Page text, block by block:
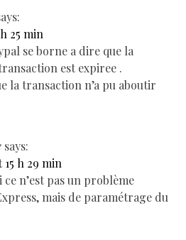
25 min
se borne a dire que la
est expiree .
la transaction n’a pu aboutir
says:
15 h 29 min
n’est pas un problème
mais de paramétrage du